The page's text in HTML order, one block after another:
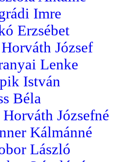
Imre
Erzsébet
József
Lenke
István
Béla
Józsefné
Kálmánné
László